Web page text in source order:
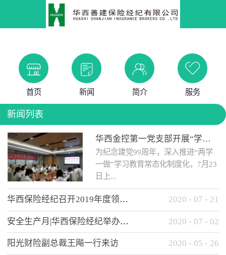
首页 新闻 简介 服务
新闻列表
华西金控第一党支部开展“学党史 知党情 做合格党员”主题教育工作会
为纪念建党99周年，深入推进“两学
一做”学习教育常态化制度化，7月23
日上...
午，华西金控第一党支部举办了“学
党史、知党情、...
华西保险经纪召开2019年度领导班子述职考核工作会 2020 - 07 - 21
安全生产月|华西保险经纪举办应急消防安全知识培训 2020 - 07 - 02
阳光财险副总裁王飚一行来访 2020 - 05 - 26